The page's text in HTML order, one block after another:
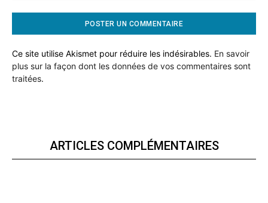
Ce site utilise Akismet pour réduire les indésirables. En savoir
plus sur la façon dont les données de vos commentaires sont
traitées.
ARTICLES COMPLÉMENTAIRES